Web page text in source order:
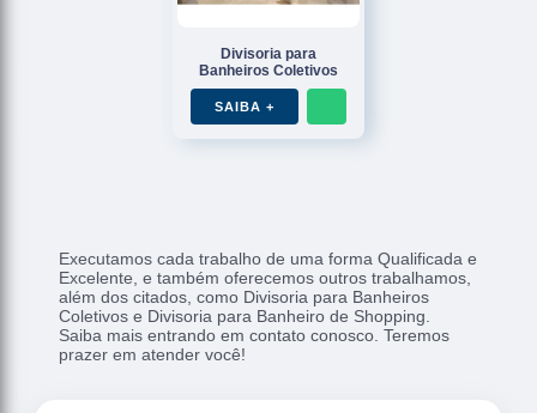
Divisoria para
Banheiros Coletivos
SAIBA +
Executamos cada trabalho de uma forma Qualificada e
Excelente, e também oferecemos outros trabalhamos,
além dos citados, como Divisoria para Banheiros
Coletivos e Divisoria para Banheiro de Shopping.
Saiba mais entrando em contato conosco. Teremos
prazer em atender você!